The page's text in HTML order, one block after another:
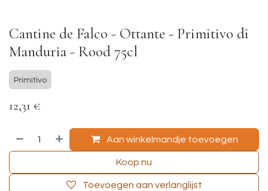
Cantine de Falco - Ottante - Primitivo di
Manduria - Rood 75cl
Primitivo
12,31 €
Aan winkelmandje toevoegen
Koop nu
Toevoegen aan verlanglijst